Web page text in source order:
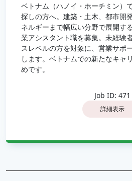
ベトナム（ハノイ・ホーチミン）
探しの方へ。建築・土木、都市開
ネルギーまで幅広い分野で展開す
業アシスタント職を募集。未経験
スレベルの方を対象に、営業サポ
します。ベトナムでの新たなキャ
めです。
Job ID: 471
詳細表示